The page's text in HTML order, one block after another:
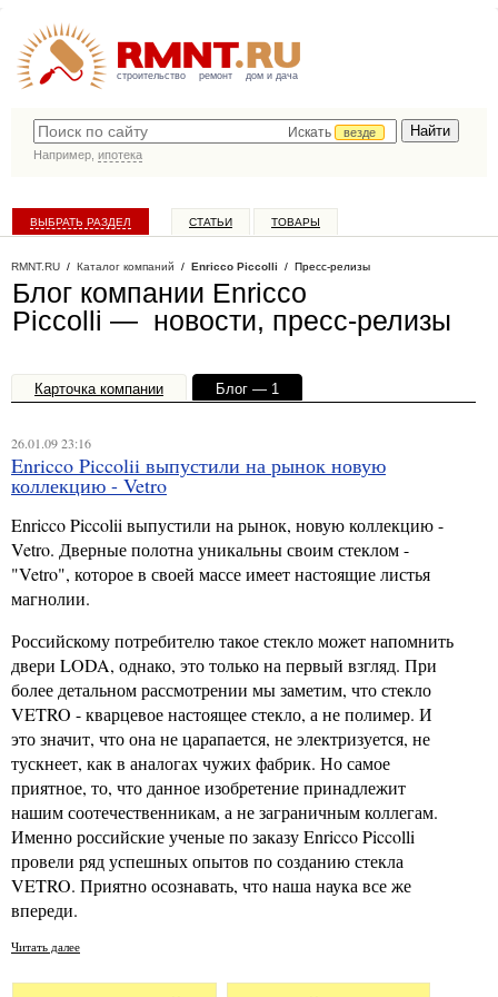
строительство ремонт дом и дача
Искать
везде
Например, ипотека
ВЫБРАТЬ РАЗДЕЛ СТАТЬИ ТОВАРЫ
RMNT.RU / Каталог компаний / Enricco Piccolli / Пресс-релизы
Блог компании Enricco
Piccolli — новости, пресс-релизы
Карточка компании
Блог — 1
26.01.09 23:16
Enricco Piccolii выпустили на рынок новую
коллекцию - Vetro
Enricco Piccolii выпустили на рынок, новую коллекцию -
Vetro. Дверные полотна уникальны своим стеклом -
"Vetro", которое в своей массе имеет настоящие листья
магнолии.
Российскому потребителю такое стекло может напомнить
двери LODA, однако, это только на первый взгляд. При
более детальном рассмотрении мы заметим, что стекло
VETRO - кварцевое настоящее стекло, а не полимер. И
это значит, что она не царапается, не электризуется, не
тускнеет, как в аналогах чужих фабрик. Но самое
приятное, то, что данное изобретение принадлежит
нашим соотечественникам, а не заграничным коллегам.
Именно российские ученые по заказу Enricco Piccolli
провели ряд успешных опытов по созданию стекла
VETRO. Приятно осознавать, что наша наука все же
впереди.
Читать далее